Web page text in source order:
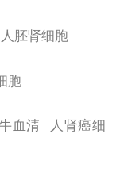
胚肾细胞
胞
血清 人肾癌细